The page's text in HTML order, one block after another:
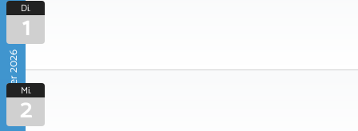
September 2026
Di.
1
Mi.
2